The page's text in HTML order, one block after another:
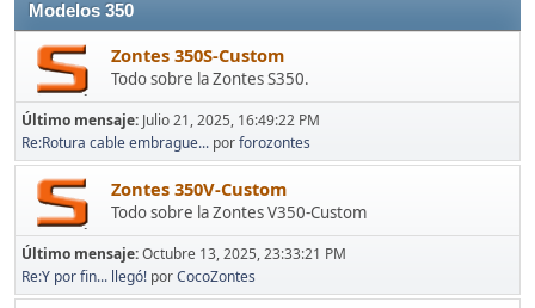
Modelos 350
Zontes 350S-Custom
Todo sobre la Zontes S350.
Último mensaje: Julio 21, 2025, 16:49:22 PM
Re:Rotura cable embrague... porforozontes
Zontes 350V-Custom
Todo sobre la Zontes V350-Custom
Último mensaje:Octubre 13, 2025, 23:33:21 PM
Re:Y por fin... llegó! porCocoZontes